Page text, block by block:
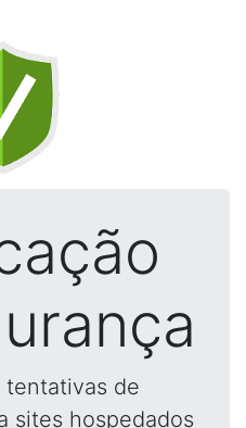
tentativas de
sites hospedados